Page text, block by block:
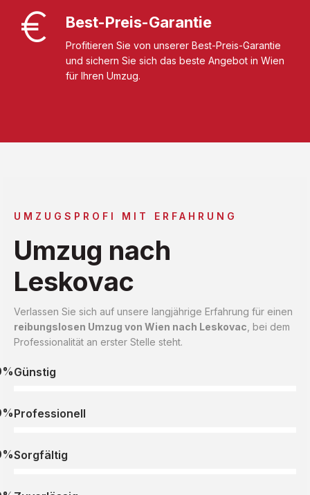
Best-Preis-Garantie
Profitieren Sie von unserer Best-Preis-Garantie
und sichern Sie sich das beste Angebot in Wien
für Ihren Umzug.
UMZUGSPROFI MIT ERFAHRUNG
Umzug nach
Leskovac
Verlassen Sie sich auf unsere langjährige Erfahrung für einen
reibungslosen Umzug von Wien nach Leskovac , bei dem
Professionalität an erster Stelle steht.
Günstig
Professionell
Sorgfältig